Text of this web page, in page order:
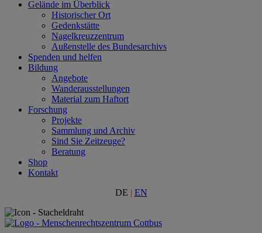
Gelände im Überblick
Historischer Ort
Gedenkstätte
Nagelkreuzzentrum
Außenstelle des Bundesarchivs
Spenden und helfen
Bildung
Angebote
Wanderausstellungen
Material zum Haftort
Forschung
Projekte
Sammlung und Archiv
Sind Sie Zeitzeuge?
Beratung
Shop
Kontakt
DE | EN